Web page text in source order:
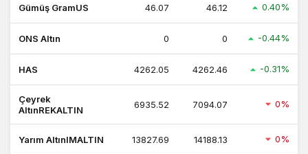
Gümüş GramUS 46.07 46.12 0.40%
ONS Altın 0 0 -0.44%
HAS 4262.05 4262.46 -0.31%
Çeyrek
AltınREKALTIN
6935.52 7094.07 0%
Yarım AltınIMALTIN 13827.69 14188.13 0%